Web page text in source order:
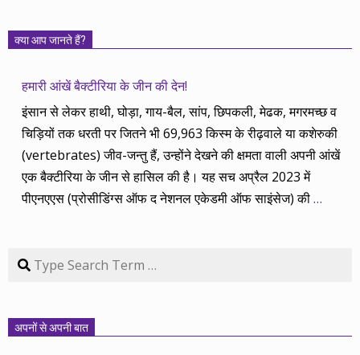
क्या आप जानते हैं?
हमारी आंखें बैक्टीरिया के जीन की देन!
इंसान से लेकर हाथी, घोड़ा, गाय-बैल, सांप, छिपकली, मेढक, मगरमच्छ व
चिड़ियों तक धरती पर जितने भी 69,963 किस्म के रीढ़वाले या कशेरुकी
(vertebrates) जीव-जन्तु हैं, उन्होंने देखने की क्षमता वाली अपनी आंखें
एक बैक्टीरिया के जीन से हासिल की है। यह सच अप्रैल 2023 में
पीएनएएस (प्रोसीडिंग्स ऑफ द नेशनल एकेडमी ऑफ साइंसेज) की…
Search
अपनों से अपनी बात